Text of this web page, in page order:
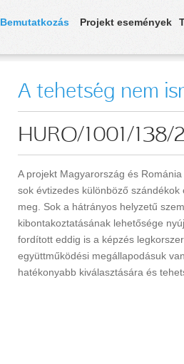
Bemutatkozás Projekt események
A tehetség nem
HURO/1001/138/
A projekt Magyarország és
sok évtizedes különböző
meg. Sok a hátrányos helyzetű
kibontakoztatásának lehetősége
fordított eddig is a képzés
együttműködési megállapodásuk
hatékonyabb kiválasztására és